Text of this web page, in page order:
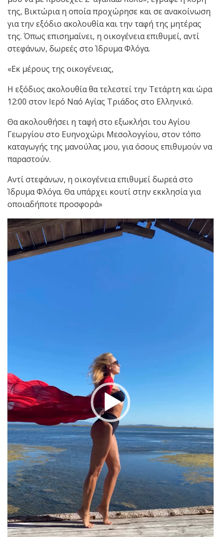
της, Βικτώρια η οποία προχώρησε και σε ανακοίνωση
για την εξόδιο ακολουθία και την ταφή της μητέρας
της. Όπως επισημαίνει, η οικογένεια επιθυμεί, αντί
στεφάνων, δωρεές στο Ίδρυμα Φλόγα.
«Εκ μέρους της οικογένειας,
Η εξόδιος ακολουθία θα τελεστεί την Τετάρτη και ώρα
12:00 στον Ιερό Ναό Αγίας Τριάδος στο Ελληνικό.
Θα ακολουθήσει η ταφή στο εξωκλήσι του Αγίου
Γεωργίου στο Ευηνοχώρι Μεσολογγίου, στον τόπο
καταγωγής της μανούλας μου, για όσους επιθυμούν να
παραστούν.
Αντί στεφάνων, η οικογένεια επιθυμεί δωρεά στο
Ίδρυμα Φλόγα. Θα υπάρχει κουτί στην εκκλησία για
οποιαδήποτε προσφορά»
Πρόγραμμα
Αναπαραγωγής
Βίντεο